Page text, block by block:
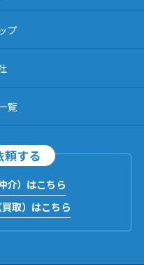
プ
覧
頼する
介）はこちら
取）はこちら